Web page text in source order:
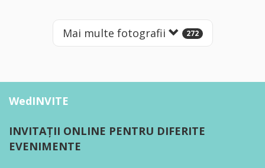
Mai multe fotografii 272
WedINVITE
INVITAȚII ONLINE PENTRU DIFERITE
EVENIMENTE